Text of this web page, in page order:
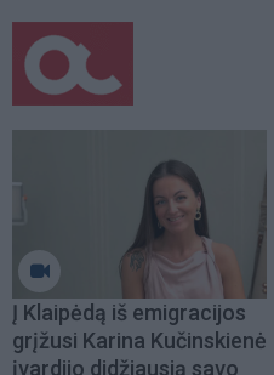
Į Klaipėdą iš emigracijos
grįžusi Karina Kučinskienė
įvardijo didžiausią savo